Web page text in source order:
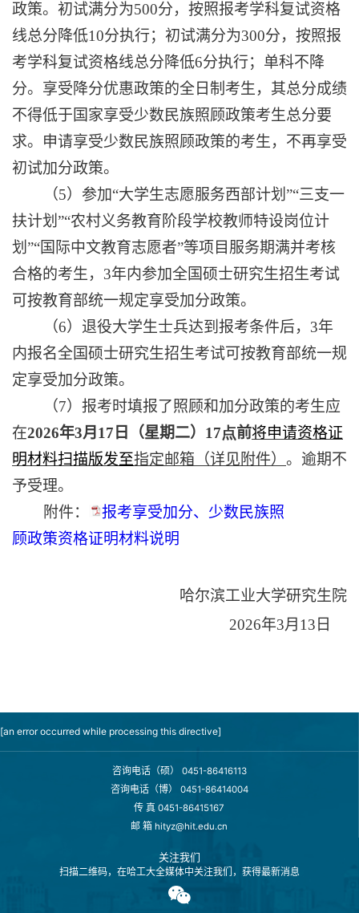
政策。初试满分为500分，按照报考学科复试资格
线总分降低10分执行；初试满分为300分，按照报
考学科复试资格线总分降低6分执行；单科不降
分。享受降分优惠政策的全日制考生，其总分成绩
不得低于国家享受少数民族照顾政策考生总分要
求。申请享受少数民族照顾政策的考生，不再享受
初试加分政策。
（5）参加“大学生志愿服务西部计划”“三支一
扶计划”“农村义务教育阶段学校教师特设岗位计
划”“国际中文教育志愿者”等项目服务期满并考核
合格的考生， 3年内参加全国硕士研究生招生考试
可按教育部统一规定享受加分政策。
（6）退役大学生士兵达到报考条件后， 3年
内报名全国硕士研究生招生考试可按教育部统一规
定享受加分政策。
（7）报考时填报了照顾和加分政策的考生应
在2026年3月 17 日（星期二） 17点前将申请资格证
明材料扫描版发至指定邮箱（详见附件） 。逾期不
予受理。
附件：
报考享受加分、少数民族照
顾政策资格证明材料说明
哈尔滨工业大学研究生院
2026年3月 13 日
[an error occurred while processing this directive]
咨询电话（硕） 0451-86416113
咨询电话（博） 0451-86414004
传 真 0451-86415167
邮 箱 hityz@hit.edu.cn
关注我们
扫描二维码，在哈工大全媒体中关注我们，获得最新消息